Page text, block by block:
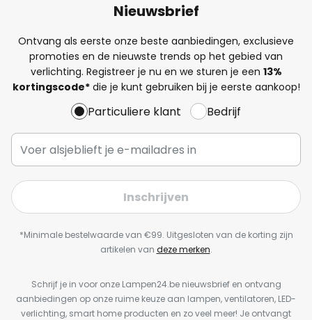
Nieuwsbrief
Ontvang als eerste onze beste aanbiedingen, exclusieve
promoties en de nieuwste trends op het gebied van
verlichting. Registreer je nu en we sturen je een 13%
kortingscode*die je kunt gebruiken bij je eerste aankoop!
Particuliere klant Bedrijf
Inschrijven
*Minimale bestelwaarde van €99. Uitgesloten van de korting zijn
artikelen van deze merken.
Schrijf je in voor onze Lampen24.be nieuwsbrief en ontvang
aanbiedingen op onze ruime keuze aan lampen, ventilatoren, LED-
verlichting, smart home producten en zo veel meer! Je ontvangt